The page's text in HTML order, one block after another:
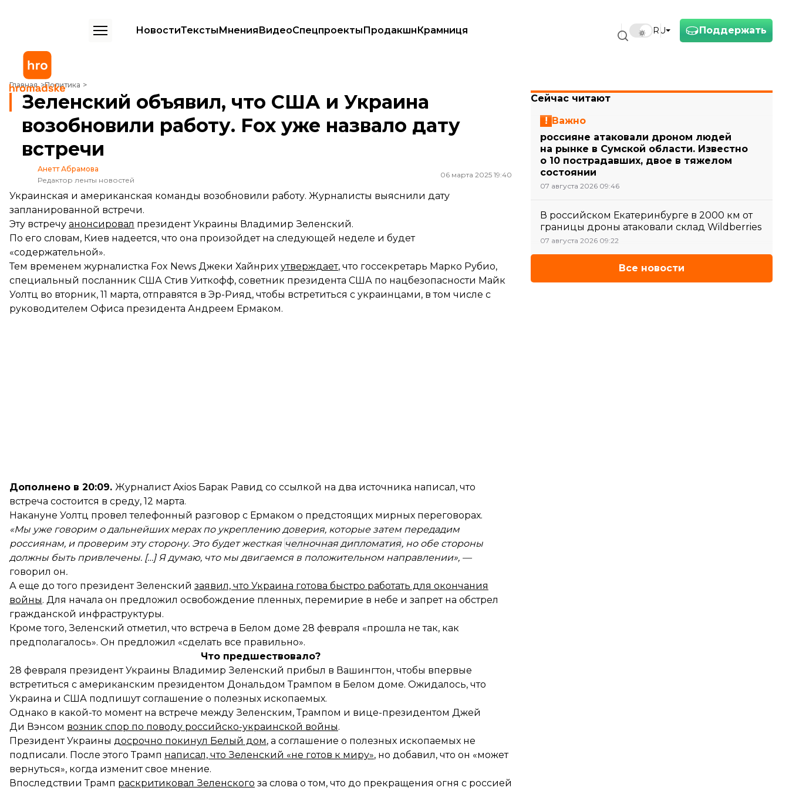
Поддержать
RU
НовостиТекстыМненияВидеоСпецпроектыПродакшнКрамниця
Главная Политика
Зеленский объявил, что США и Украина возобновили работу. Fox уже назвало дату встречи
Зеленский объявил, что США и Украина
возобновили работу. Fox уже назвало дату
встречи
Анетт Абрамова
Редактор ленты новостей
06 марта 2025 19:40
Украинская и американская команды возобновили работу. Журналисты выяснили дату
запланированной встречи.
Эту встречу анонсировал президент Украины Владимир Зеленский.
По его словам, Киев надеется, что она произойдет на следующей неделе и будет
«содержательной».
Тем временем журналистка Fox News Джеки Хайнрих утверждает, что госсекретарь Марко Рубио,
специальный посланник США Стив Уиткофф, советник президента США по нацбезопасности Майк
Уолтц во вторник, 11 марта, отправятся в Эр-Рияд, чтобы встретиться с украинцами, в том числе с
руководителем Офиса президента Андреем Ермаком.
Дополнено в 20:09. Журналист Axios Барак Равид со ссылкой на два источника написал, что
встреча состоится в среду, 12 марта.
Накануне Уолтц провел телефонный разговор с Ермаком о предстоящих мирных переговорах.
«Мы уже говорим о дальнейших мерах по укреплению доверия, которые затем передадим
россиянам, и проверим эту сторону. Это будет жесткая челночная дипломатия, но обе стороны
должны быть привлечены. […] Я думаю, что мы двигаемся в положительном направлении», —
говорил он.
А еще до того президент Зеленский заявил, что Украина готова быстро работать для окончания
войны. Для начала он предложил освобождение пленных, перемирие в небе и запрет на обстрел
гражданской инфраструктуры.
Кроме того, Зеленский отметил, что встреча в Белом доме 28 февраля «прошла не так, как
предполагалось». Он предложил «сделать все правильно».
Что предшествовало?
28 февраля президент Украины Владимир Зеленский прибыл в Вашингтон, чтобы впервые
встретиться с американским президентом Дональдом Трампом в Белом доме. Ожидалось, что
Украина и США подпишут соглашение о полезных ископаемых.
Однако в какой-то момент на встрече между Зеленским, Трампом и вице-президентом Джей
Ди Вэнсом возник спор по поводу российско-украинской войны.
Президент Украины досрочно покинул Белый дом, а соглашение о полезных ископаемых не
подписали. После этого Трамп написал, что Зеленский «не готов к миру», но добавил, что он «может
вернуться», когда изменит свое мнение.
Впоследствии Трамп раскритиковал Зеленского за слова о том, что до прекращения огня с россией
Сейчас читают
Важно
россияне атаковали дроном людей
на рынке в Сумской области. Известно
о 10 пострадавших, двое в тяжелом
состоянии
07 августа 2026 09:46
В российском Екатеринбурге в 2000 км от
границы дроны атаковали склад Wildberries
07 августа 2026 09:22
Все новости